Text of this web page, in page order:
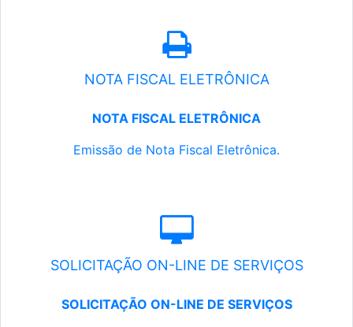
NOTA FISCAL ELETRÔNICA
NOTA FISCAL ELETRÔNICA
Emissão de Nota Fiscal Eletrônica.
SOLICITAÇÃO ON-LINE DE SERVIÇOS
SOLICITAÇÃO ON-LINE DE SERVIÇOS